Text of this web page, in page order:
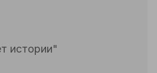
истории"